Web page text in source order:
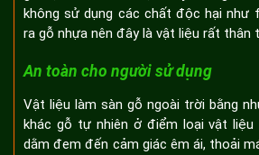
không sử dụng các chất độc hại như
ra gỗ nhựa nên đây là vật liệu rất thân
An toàn cho người sử dụng
Vật liệu làm sàn gỗ ngoài trời bằng
khác gỗ tự nhiên ở điểm loại vật liệu
dằm đem đến cảm giác êm ái, thoải